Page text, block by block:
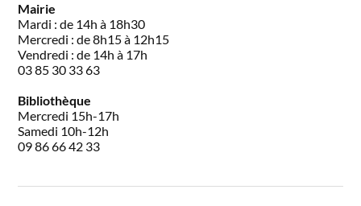
Mairie
Mardi : de 14h à 18h30
Mercredi : de 8h15 à 12h15
Vendredi : de 14h à 17h
03 85 30 33 63
Bibliothèque
Mercredi 15h-17h
Samedi 10h-12h
09 86 66 42 33